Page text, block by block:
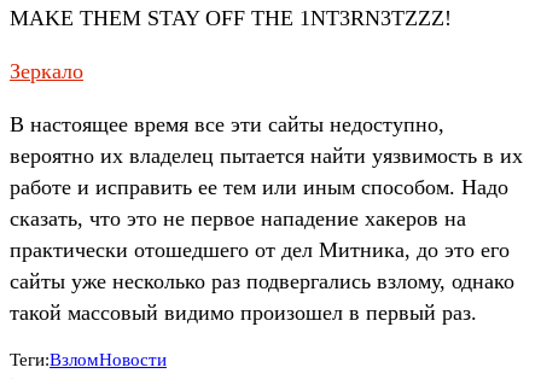
MAKE THEM STAY OFF THE 1NT3RN3TZZZ!
Зеркало
В настоящее время все эти сайты недоступно,
вероятно их владелец пытается найти уязвимость в их
работе и исправить ее тем или иным способом. Надо
сказать, что это не первое нападение хакеров на
практически отошедшего от дел Митника, до это его
сайты уже несколько раз подвергались взлому, однако
такой массовый видимо произошел в первый раз.
Теги:ВзломНовости